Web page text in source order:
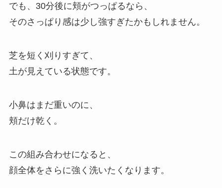
でも、30分後に頬がつっぱるなら、
そのさっぱり感は少し強すぎたかもしれません。
芝を短く刈りすぎて、
土が見えている状態です。
小鼻はまだ重いのに、
頬だけ乾く。
この組み合わせになると、
顔全体をさらに強く洗いたくなります。